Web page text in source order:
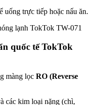
uống trực tiếp hoặc nấu ăn.
quốc tế TokTok
màng lọc RO (Reverse
các kim loại nặng (chì,